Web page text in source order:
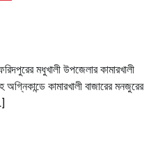
মধুখালী উপজেলার কামারখালী
কামারখালী বাজারের মনজুরের